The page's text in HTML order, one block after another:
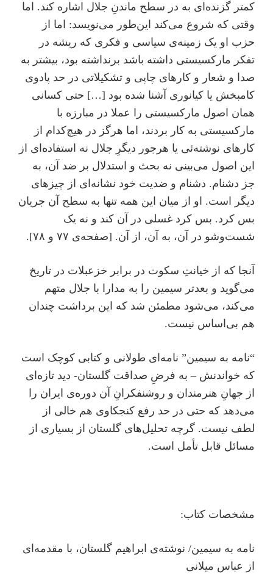
کمتر گزنده‌ای به در سطح ماندنِ جلال اشاره کند. اما
وقتی که شروع می‌کند این‌طور می‌نویسد: اما از
حزب او یک زمینه‌ی سیاسی و فکری که ریشه در
تفکر مارکسیستی داشته باشد برنداشته بود، بیشتر به
صدا و شعار و کارهای چاپی و تشکیلاتی در حد پادوی
کامبخش یا کیانوری آشنا شده بود […] حتی کسانی
همان اصول مارکسیستی را عملا در مبارزه با
مارکسیستی به کار بردند، اما هرگز در هیچ‌کدام از
کارهای نوشته‌ئی یا هرجور دیگرِ جلال نه استفاده‌ای از
این اصول می‌بینی نه بحث و استدلال بر ضد آن، به
جز دشنام. دشنام و ضدیت خود نشانه‌ای از چیزهای
دیگر است. او از میان این همه تنها به سطح آن جریان
بس کرد. بس کرد غسلی در آن کند و نه یک
شست‌و‌شو در آن، به آن، از آن. [صفحه‌ی ۷۷ و ۷۸].
آنجا که از خیانتِ سکوت در برابر خزعبلات در تاریخ
می‌گوید و بعدتر سیمین را به مدارا با جلال متهم
می‌کند، می‌شود مطمئن شد که این برداشت چندان
هم بی‌اساس نیست.
“نامه به سیمین” نامه‌ای طولانی و کتابی کوچک است
که خواندنش – به فرضِ صداقت گلستان- دید تازه‌ای
از جهانِ هنرمندان و روشنفکرانِ آن دوره‌ی ایران را
می‌دهد که حتی در حد رفع کنجکاوی هم خالی از
لطف نیست. گرچه تحلیل‌های گلستان از بسیاری از
مسائل قابل تأمل است.
مشخصات کتاب:
نامه به سیمین/ نوشته‌ی ابراهیم گلستان، با مقدمه‌ای
از عباس میلانی